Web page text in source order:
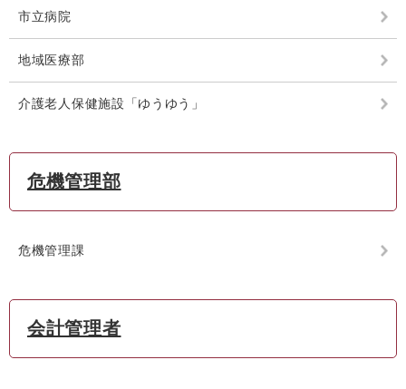
市立病院
地域医療部
介護老人保健施設「ゆうゆう」
危機管理部
危機管理課
会計管理者